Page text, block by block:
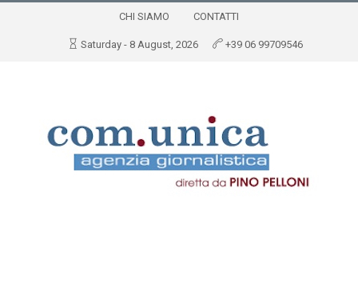
CHI SIAMO CONTATTI
Saturday - 8 August, 2026 +39 06 99709546